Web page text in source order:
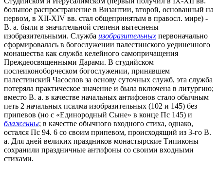
большое распространение в Византии, второй, основанный на
первом, в XII-XIV вв. стал общепринятым в правосл. мире) -
В. а. были в значительной степени вытеснены
изобразительными. Служба изобразительных первоначально
сформировалась в богослужении палестинского уединенного
монашества как служба келейного самопричащения
Преждеосвященными Дарами. В студийском
послеиконоборческом богослужении, принявшем
палестинский Часослов за основу суточных служб, эта служба
потеряла практическое значение и была включена в литургию;
вместо В. а. в качестве начальных антифонов стало обычным
петь 2 начальных псалма изобразительных (102 и 145) без
припевов (но с «Единородный Сыне» в конце Пс 145) и
блаженны; в качестве обычного входного стиха, однако,
остался Пс 94. 6 со своим припевом, происходящий из 3-го В.
а. Для дней великих праздников монастырские Типиконы
сохранили праздничные антифоны со своими входными
стихами.